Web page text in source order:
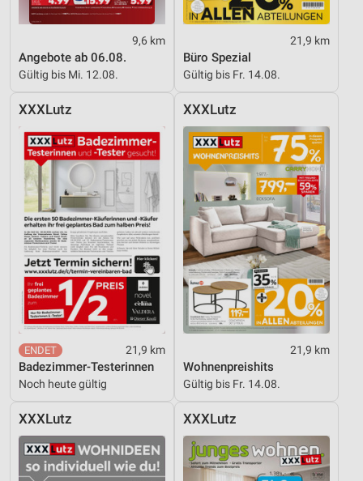
9,6 km
Angebote ab 06.08.
Gültig bis Mi. 12.08.
21,9 km
Büro Spezial
Gültig bis Fr. 14.08.
XXXLutz
21,9 km
Badezimmer-Testerinnen
Noch heute gültig
XXXLutz
21,9 km
Wohnenpreishits
Gültig bis Fr. 14.08.
XXXLutz XXXLutz
Erstellung von Profilen zur Personalisierung
Verwendung von Profilen zur Auswahl
personalisierter Inhalte
Messung der Werbeleistung
Messung der Performance von Inhalten
Analyse von Zielgruppen durch Statistiken oder
Kombinationen von Daten aus verschiedenen
Quellen
Entwicklung und Verbesserung der Angebote
Verwendung reduzierter Daten zur Auswahl von
Inhalten
IAB-Besonderheiten:
Verwendung genauer Standortdaten
Geräte anhand von aktiv angeforderten
Informationen identifizieren
Nicht-IAB-Verarbeitungszwecke:
Notwendig
Performance